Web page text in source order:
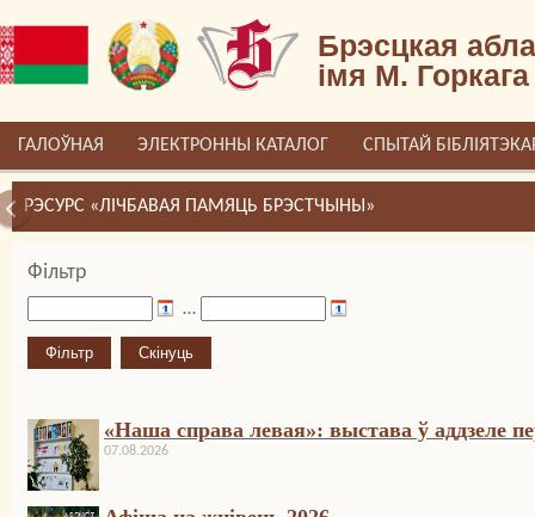
Брэсцкая
імя М. Горкага
ГАЛОЎНАЯ ЭЛЕКТРОННЫ КАТАЛОГ СПЫТАЙ
РЭСУРС «ЛІЧБАВАЯ ПАМЯЦЬ БРЭСТЧЫНЫ»
Фільтр
…
«Наша справа левая»: выстава ў аддзеле
07.08.2026